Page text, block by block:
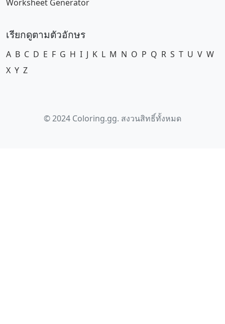
Worksheet Generator
เรียกดูตามตัวอักษร
A B C D E F G H I J K L M N O P Q R S T U V W
X Y Z
© 2024 Coloring.gg. สงวนสิทธิ์ทั้งหมด